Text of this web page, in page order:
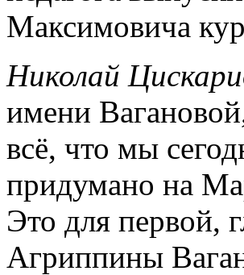
Максимовича
Николай
имени
всё, что мы
придумано на
Это для первой,
Агриппины